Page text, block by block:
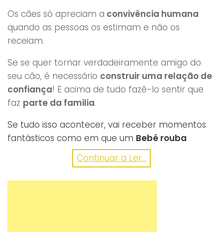
Os cães só apreciam a convivência humana
quando as pessoas os estimam e não os
receiam.
Se se quer tornar verdadeiramente amigo do
seu cão, é necessário construir uma relação de
confiança! E acima de tudo fazê-lo sentir que
faz parte da familia.
Se tudo isso acontecer, vai receber momentos
fantásticos como em que um Bebé rouba
guloseima ao Pastor Alemão e… nada
Vê aqui um a cara do bebé… e a grande Atitude
Continuar a Ler...